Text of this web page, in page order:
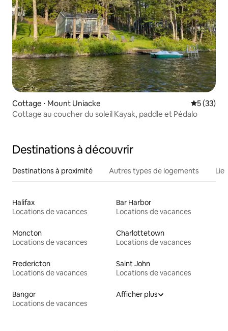
Cottage ⋅ Mount Uniacke
5 (33)
Cottage au coucher du soleil Kayak, paddle et Pédalo
Destinations à découvrir
Destinations à proximité Autres types de logements
Halifax
Locations de vacances
Bar Harbor
Locations de vacances
Moncton
Locations de vacances
Charlottetown
Locations de vacances
Fredericton
Locations de vacances
Saint John
Locations de vacances
Bangor
Locations de vacances
Afficher plus